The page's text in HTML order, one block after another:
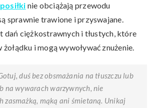
nie obciążają przewodu
sprawnie trawione i przyswajane.
dań ciężkostrawnych i tłustych, które
żołądku i mogą wywoływać znużenie.
duś bez obsmażania na tłuszczu lub
na wywarach warzywnych, nie
zasmażką, mąką ani śmietaną. Unikaj